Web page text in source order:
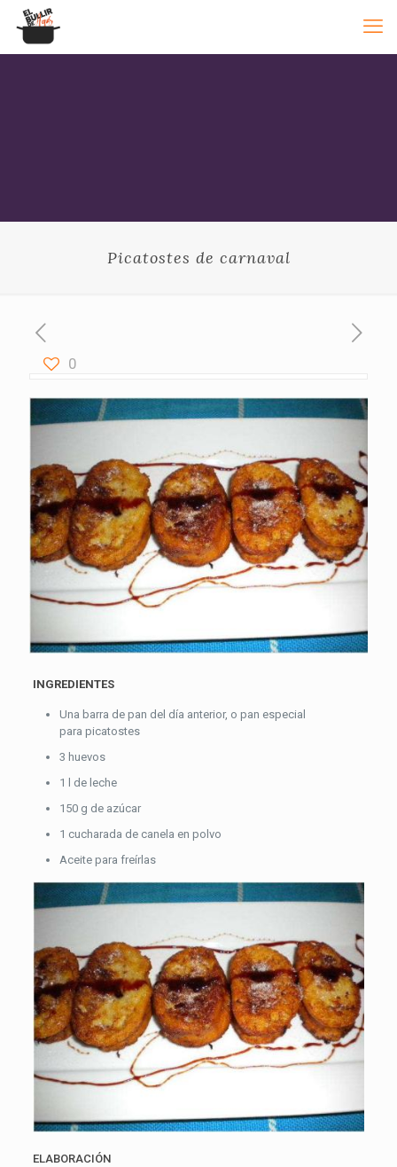
Picatostes de carnaval
0
INGREDIENTES
Una barra de pan del día anterior, o pan especial
para picatostes
3 huevos
1 l de leche
150 g de azúcar
1 cucharada de canela en polvo
Aceite para freírlas
ELABORACIÓN